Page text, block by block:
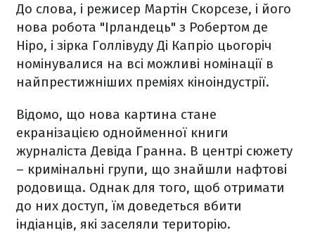
До слова, і режисер Мартін Скорcезе, і його
нова робота "Ірландець" з Робертом де
Ніро, і зірка Голлівуду Ді Капріо цьогоріч
номінувалися на всі можливі номінації в
найпрестижніших преміях кіноіндустрії.
Відомо, що нова картина стане
екранізацією однойменної книги
журналіста Девіда Гранна. В центрі сюжету
– кримінальні групи, що знайшли нафтові
родовища. Однак для того, щоб отримати
до них доступ, їм доведеться вбити
індіанців, які заселяли територію.